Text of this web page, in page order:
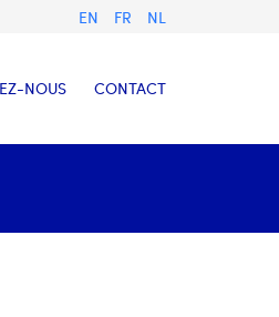
EN FR NL
NOUS CONTACT